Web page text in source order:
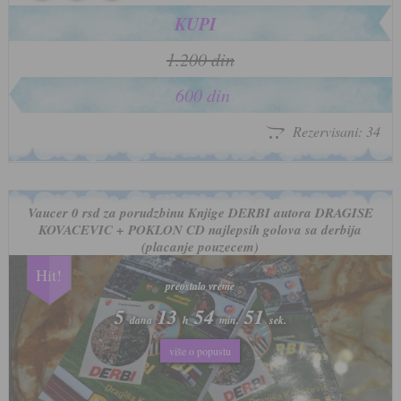
KUPI
1.200 din
600 din
Rezervisani: 34
Vaucer 0 rsd za porudzbinu Knjige DERBI autora DRAGISE
KOVACEVIC + POKLON CD najlepsih golova sa derbija
(placanje pouzecem)
Hit!
preostalo vreme
5dana 13h 54min. 48sek.
više o popustu
preostalo vreme
5dana 13h 54min. 48sek.
više o popustu